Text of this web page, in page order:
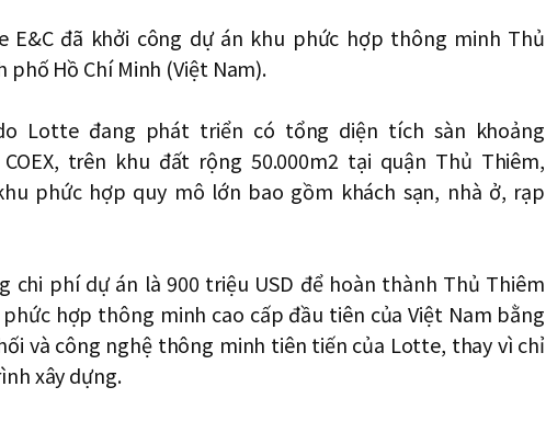
E&C đã khởi công dự án khu phức hợp thông minh Thủ
Hồ Chí Minh (Việt Nam).
Lotte đang phát triển có tổng diện tích sàn khoảng
trên khu đất rộng 50.000m2 tại quận Thủ Thiêm,
phức hợp quy mô lớn bao gồm khách sạn, nhà ở, rạp
chi phí dự án là 900 triệu USD để hoàn thành Thủ Thiêm
hợp thông minh cao cấp đầu tiên của Việt Nam bằng
và công nghệ thông minh tiên tiến của Lotte, thay vì chỉ
xây dựng.